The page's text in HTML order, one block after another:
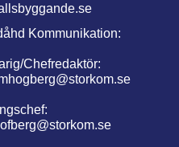
Kommunikation:
Chefredaktör: